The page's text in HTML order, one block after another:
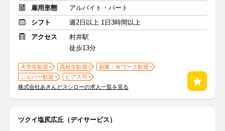
雇用形態
アルバイト・パート
シフト
週2日以上 1日3時間以上
アクセス
村井駅
徒歩13分
大学生歓迎 高校生歓迎
副業・Ｗワーク歓迎
シルバー歓迎
ピアス可
株式会社あきんどスシローの求人一覧を見る
ツクイ塩尻広丘（デイサービス）